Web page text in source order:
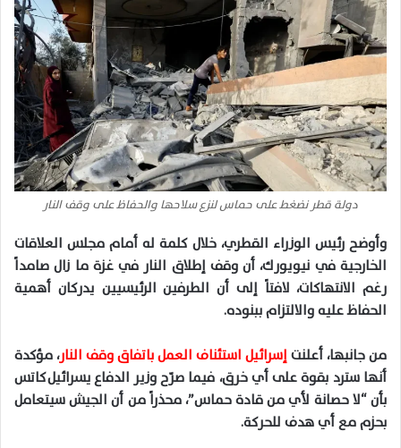
دولة قطر نضغط على حماس لنزع سلاحها والحفاظ على وقف النار
وأوضح رئيس الوزراء القطري، خلال كلمة له أمام مجلس العلاقات
الخارجية في نيويورك، أن وقف إطلاق النار في غزة ما زال صامداً
رغم الانتهاكات، لافتاً إلى أن الطرفين الرئيسيين يدركان أهمية
الحفاظ عليه والالتزام ببنوده.
من جانبها، أعلنتإسرائيل استئناف العمل باتفاق وقف النار، مؤكدة
أنها سترد بقوة على أي خرق، فيما صرّح وزير الدفاع يسرائيل كاتس
بأن “لا حصانة لأي من قادة حماس”، محذراً من أن الجيش سيتعامل
بحزم مع أي هدف للحركة.